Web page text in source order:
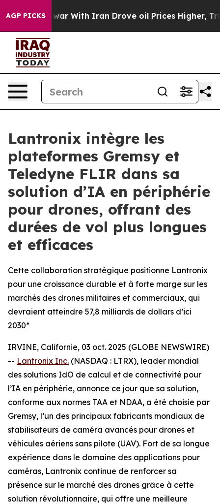
AGP PICKS
war With Iran Drove oil Prices Higher, Trump
Lantronix intègre les
plateformes Gremsy et
Teledyne FLIR dans sa
solution d’IA en périphérie
pour drones, offrant des
durées de vol plus longues
et efficaces
Cette collaboration stratégique positionne Lantronix
pour une croissance durable et à forte marge sur les
marchés des drones militaires et commerciaux, qui
devraient atteindre 57,8 milliards de dollars d’ici
2030*
IRVINE, Californie, 03 oct. 2025 (GLOBE NEWSWIRE)
-- Lantronix Inc. (NASDAQ : LTRX), leader mondial
des solutions IdO de calcul et de connectivité pour
l’IA en périphérie, annonce ce jour que sa solution,
conforme aux normes TAA et NDAA, a été choisie par
Gremsy, l’un des principaux fabricants mondiaux de
stabilisateurs de caméra avancés pour drones et
véhicules aériens sans pilote (UAV). Fort de sa longue
expérience dans le domaine des applications pour
caméras, Lantronix continue de renforcer sa
présence sur le marché des drones grâce à cette
solution révolutionnaire, qui offre une meilleure